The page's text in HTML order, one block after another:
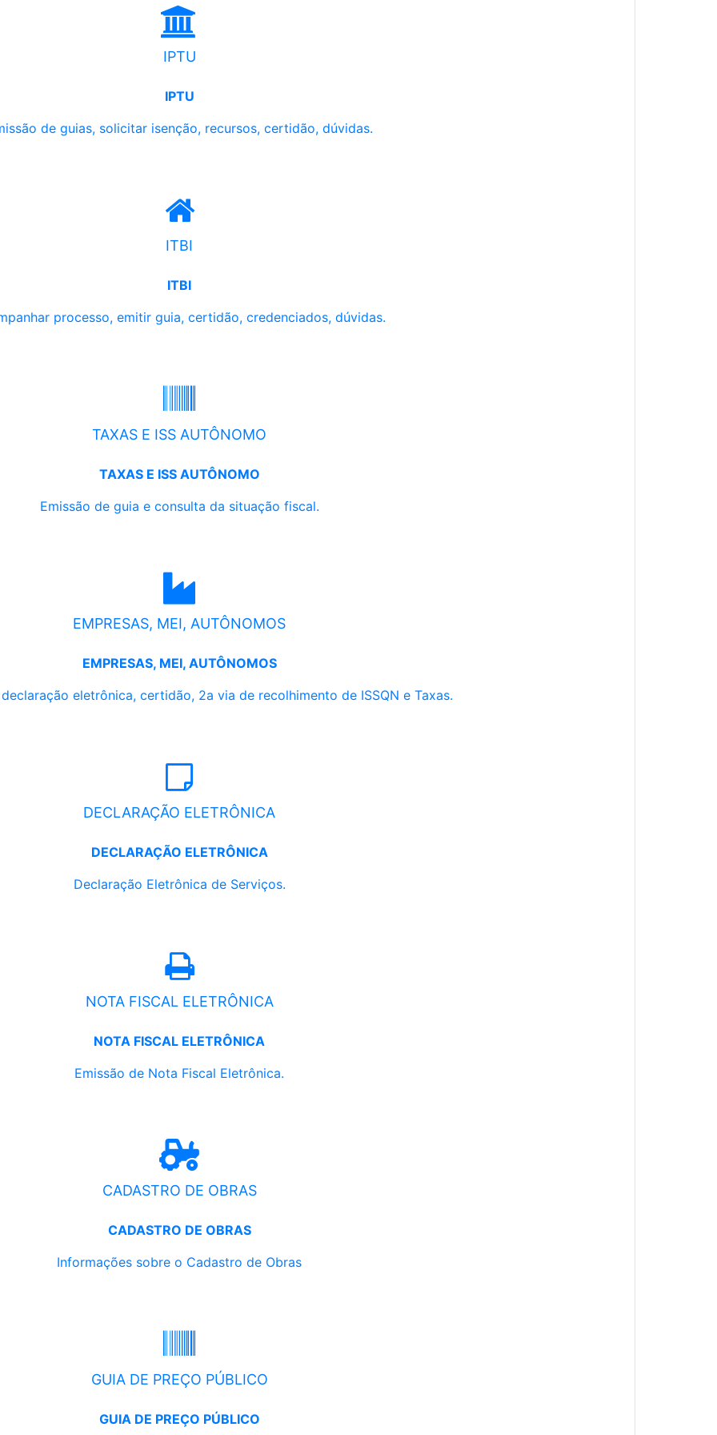
IPTU
IPTU
de guias, solicitar isenção, recursos, certidão, dúvidas.
ITBI
ITBI
processo, emitir guia, certidão, credenciados, dúvidas.
TAXAS E ISS AUTÔNOMO
TAXAS E ISS AUTÔNOMO
Emissão de guia e consulta da situação fiscal.
EMPRESAS, MEI, AUTÔNOMOS
EMPRESAS, MEI, AUTÔNOMOS
eletrônica, certidão, 2a via de recolhimento de ISSQN e Taxas.
DECLARAÇÃO ELETRÔNICA
DECLARAÇÃO ELETRÔNICA
Declaração Eletrônica de Serviços.
NOTA FISCAL ELETRÔNICA
NOTA FISCAL ELETRÔNICA
Emissão de Nota Fiscal Eletrônica.
CADASTRO DE OBRAS
CADASTRO DE OBRAS
Informações sobre o Cadastro de Obras
GUIA DE PREÇO PÚBLICO
GUIA DE PREÇO PÚBLICO